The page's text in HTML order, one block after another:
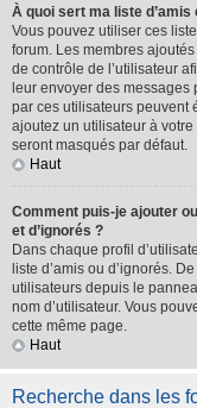
À quoi sert ma liste d’amis
Vous pouvez utiliser ces
forum. Les membres
de contrôle de l’utilisateur
leur envoyer des
par ces utilisateurs peuvent
ajoutez un utilisateur à
seront masqués par défaut.
Haut
Comment puis-je ajouter
et d’ignorés ?
Dans chaque profil
liste d’amis ou d’ignorés.
utilisateurs depuis le
nom d’utilisateur. Vous
cette même page.
Haut
Recherche dans les